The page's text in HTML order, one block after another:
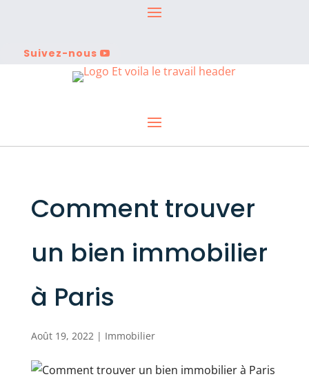
Suivez-nous
Comment trouver
un bien immobilier
à Paris
Août 19, 2022| Immobilier